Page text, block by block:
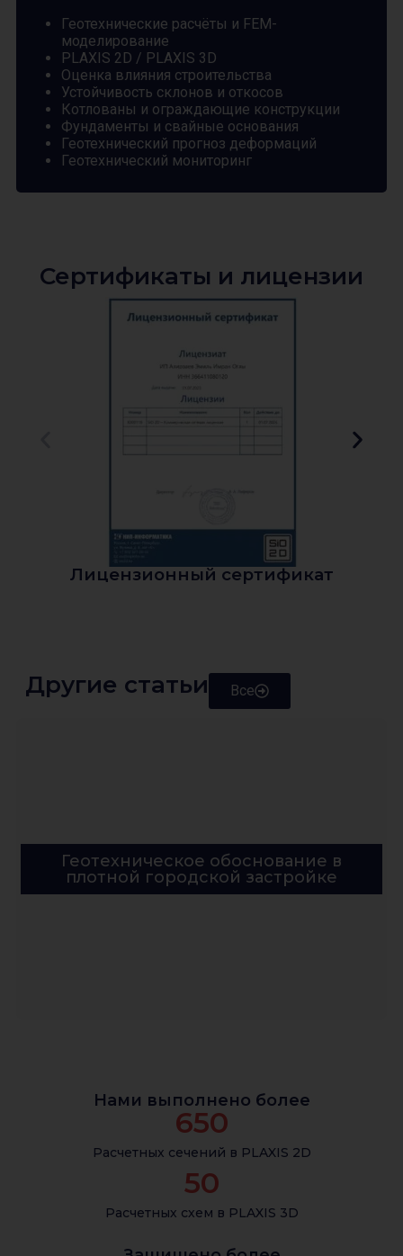
Геотехнические расчёты и FEM-
моделирование
PLAXIS 2D / PLAXIS 3D
Оценка влияния строительства
Устойчивость склонов и откосов
Котлованы и ограждающие конструкции
Фундаменты и свайные основания
Геотехнический прогноз деформаций
Геотехнический мониторинг
Сертификаты и лицензии
Лицензионный сертификат
Другие статьи Все
Геотехническое обоснование в
плотной городской застройке
Нами выполнено более
Расчетных сечений в PLAXIS 2D
650
Расчетных схем в PLAXIS 3D
50